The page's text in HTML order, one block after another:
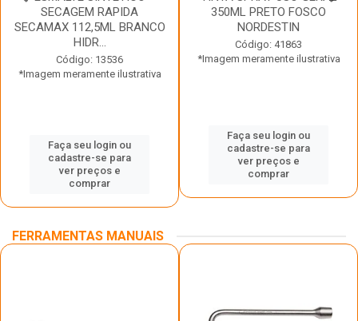
SECAGEM RAPIDA
SECAMAX 112,5ML BRANCO
HIDR...
Código: 13536
*Imagem meramente ilustrativa
Faça seu login ou
cadastre-se para
ver preços e
comprar
350ML PRETO FOSCO
NORDESTIN
Código: 41863
*Imagem meramente ilustrativa
Faça seu login ou
cadastre-se para
ver preços e
comprar
FERRAMENTAS MANUAIS